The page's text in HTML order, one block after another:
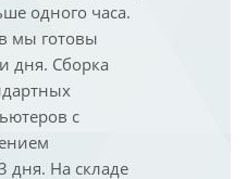
одного часа.
мы готовы
дня. Сборка
с
дня. На складе